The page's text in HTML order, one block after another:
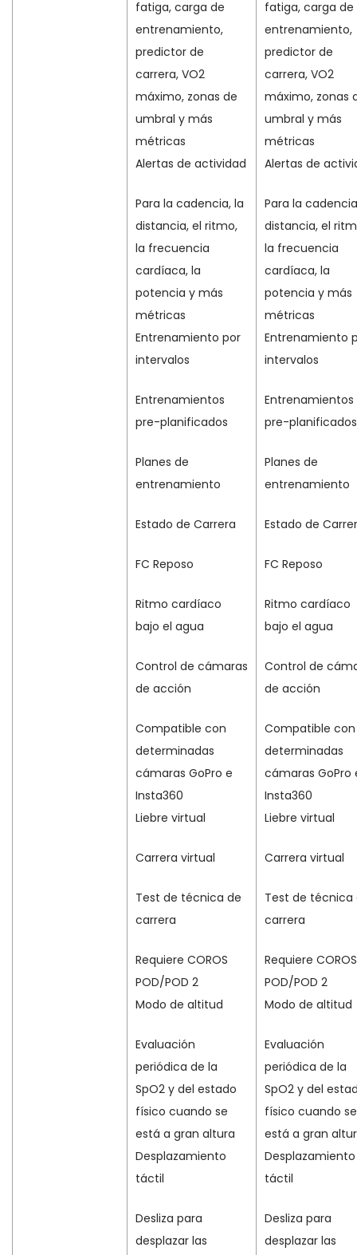
fatiga, carga de
entrenamiento,
predictor de
carrera, VO2
máximo, zonas de
umbral y más
métricas
Alertas de actividad
Para la cadencia, la
distancia, el ritmo,
la frecuencia
cardíaca, la
potencia y más
métricas
Entrenamiento por
intervalos
Entrenamientos
pre-planificados
Planes de
entrenamiento
Estado de Carrera
FC Reposo
Ritmo cardíaco
bajo el agua
Control de cámaras
de acción
Compatible con
determinadas
cámaras GoPro e
Insta360
Liebre virtual
Carrera virtual
Test de técnica de
carrera
Requiere COROS
POD/POD 2
Modo de altitud
Evaluación
periódica de la
SpO2 y del estado
físico cuando se
está a gran altura
Desplazamiento
táctil
Desliza para
desplazar las
fatiga, carga de
entrenamiento,
predictor de
carrera, VO2
máximo, zonas
umbral y más
métricas
Alertas de
Para la
distancia, el
la frecuencia
cardíaca, la
potencia y más
métricas
Entrenamiento
intervalos
Entrenamientos
pre-planificados
Planes de
entrenamiento
Estado de
FC Reposo
Ritmo cardíaco
bajo el agua
Control de
de acción
Compatible con
determinadas
cámaras GoPro
Insta360
Liebre virtual
Carrera virtual
Test de técnica
carrera
Requiere COROS
POD/POD 2
Modo de altitud
Evaluación
periódica de la
SpO2 y del
físico cuando se
está a gran
Desplazamiento
táctil
Desliza para
desplazar las